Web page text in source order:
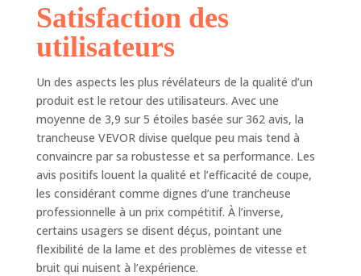
Le plateau en acier
inoxydable peut
chiffon après le
tranchage, et les
lames, le support
alimentaire et le
poussoir
alimentaire sont
amovibles,
garantissant un
nettoyage et une
hygiène en
profondeur pour
vos tâches de
Satisfaction des
utilisateurs
Un des aspects les plus révélateurs de la qualité d’un
produit est le retour des utilisateurs. Avec une
moyenne de 3,9 sur 5 étoiles basée sur 362 avis, la
trancheuse VEVOR divise quelque peu mais tend à
convaincre par sa robustesse et sa performance. Les
avis positifs louent la qualité et l’efficacité de coupe,
les considérant comme dignes d’une trancheuse
professionnelle à un prix compétitif. À l’inverse,
certains usagers se disent déçus, pointant une
flexibilité de la lame et des problèmes de vitesse et
bruit qui nuisent à l’expérience.